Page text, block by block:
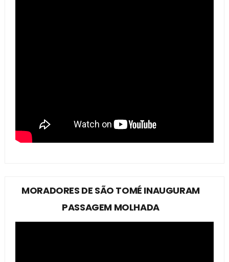
MORADORES DE SÃO TOMÉ INAUGURAM
PASSAGEM MOLHADA